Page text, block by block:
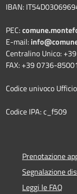
IBAN:
PEC:
E-mail:
Centralino Unico:
FAX: +39 0736-
Codice univoco
Codice IPA: c_f509
Prenotazione
Segnalazione
Leggi le FAQ